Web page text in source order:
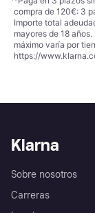
compra de 120€: 3
Importe total
mayores de 18
máximo varía por
https://
Klarna
Sobre nosotros
Carreras